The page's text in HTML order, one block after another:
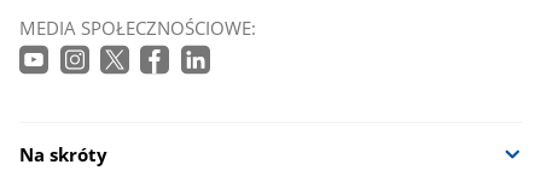
MEDIA SPOŁECZNOŚCIOWE:
Na skróty